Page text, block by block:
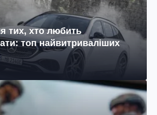
тих, хто любить
топ найвитриваліших